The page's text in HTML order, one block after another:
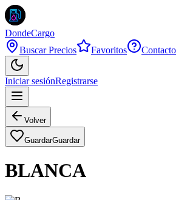
DondeCargo
Buscar Precios
Favoritos Contacto
Iniciar sesiónRegistrarse
Volver
GuardarGuardar
BLANCA